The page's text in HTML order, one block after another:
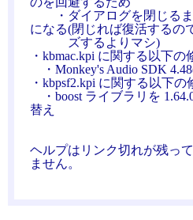
・ダイアログを閉じるま
になる(閉じれば復活するの
ズするよりマシ)
・kbmac.kpi に関する以下の
・Monkey's Audio SDK
・kbpsf2.kpi に関する以下の
・boost ライブラリを
替え
ヘルプはリンク切れが残っ
ません。